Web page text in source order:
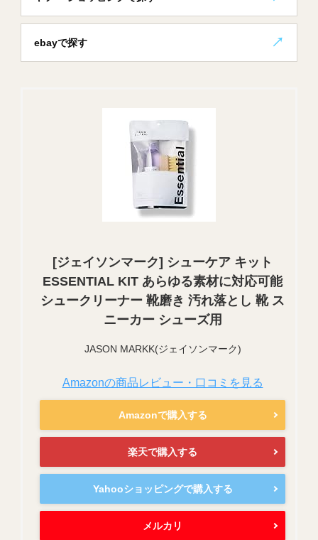
ebayで探す
[ジェイソンマーク] シューケア キット
ESSENTIAL KIT あらゆる素材に対応可能
シュークリーナー 靴磨き 汚れ落とし 靴 ス
ニーカー シューズ用
JASON MARKK(ジェイソンマーク)
Amazonの商品レビュー・口コミを見る
Amazonで購入する
楽天で購入する
Yahooショッピングで購入する
メルカリ